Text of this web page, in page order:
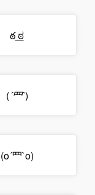
ఠ ͟ಠ
(´罒`)
(o´罒`o)